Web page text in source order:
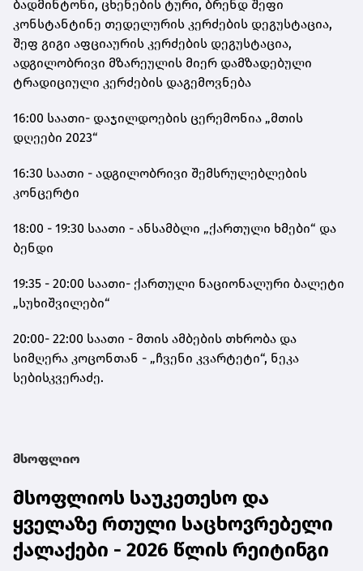
ბადმინტონი, ცხენების ტური, ბრენდ შეფი
კონსტანტინე თედელურის კერძების დეგუსტაცია,
შეფ გიგი აფციაურის კერძების დეგუსტაცია,
ადგილობრივი მზარეულის მიერ დამზადებული
ტრადიციული კერძების დაგემოვნება
16:00 საათი- დაჯილდოების ცერემონია „მთის
დღეები 2023“
16:30 საათი - ადგილობრივი შემსრულებლების
კონცერტი
18:00 - 19:30 საათი - ანსამბლი „ქართული ხმები“ და
ბენდი
19:35 - 20:00 საათი- ქართული ნაციონალური ბალეტი
„სუხიშვილები“
20:00- 22:00 საათი - მთის ამბების თხრობა და
სიმღერა კოცონთან - „ჩვენი კვარტეტი“, ნეკა
სებისკვერაძე.
მსოფლიო
მსოფლიოს საუკეთესო და
ყველაზე რთული საცხოვრებელი
ქალაქები - 2026 წლის რეიტინგი